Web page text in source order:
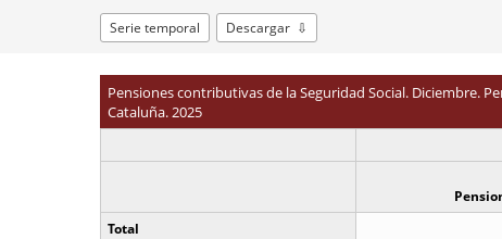
Serie temporal Descargar
Pensiones contributivas de la Seguridad Social. Diciembre.
Cataluña. 2025
Total